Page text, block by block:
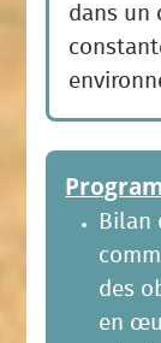
dans un
Bilan
des
en